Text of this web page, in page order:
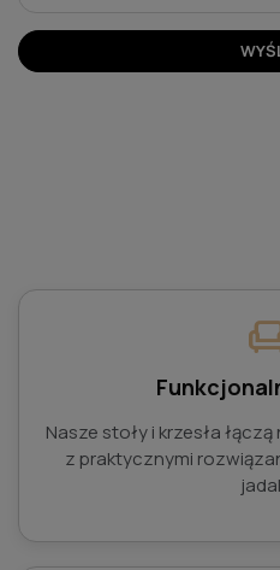
Nasze stoły i krzesła
z praktycznymi